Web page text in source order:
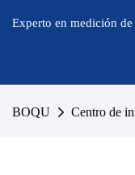
Experto en medición
BOQU Centro de